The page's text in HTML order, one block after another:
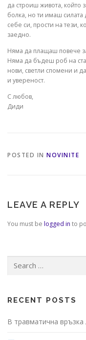
да строиш живота,
болка, но ти имаш
себе си, прости на тези,
заедно.
Няма да плащаш повече
Няма да бъдеш роб на
нови, светли спомени и
и увереност.
С любов,
Диди
POSTED IN NOVINITE
LEAVE A REPLY
You must be logged in to
for:
RECENT POSTS
В травматична връзка